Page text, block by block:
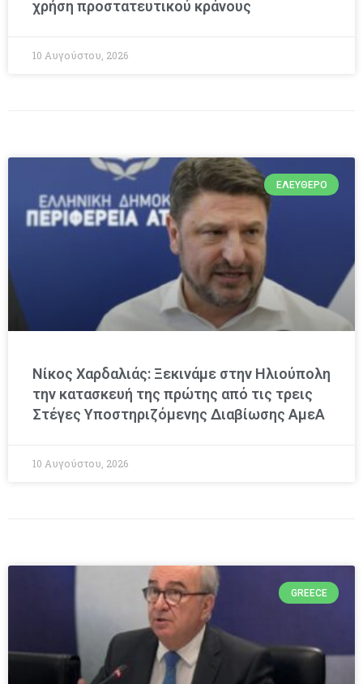
χρήση προστατευτικού κράνους
10 Αυγούστου, 2026
ΕΛΕΎΘΕΡΟ
Νίκος Χαρδαλιάς: Ξεκινάμε στην Ηλιούπολη
την κατασκευή της πρώτης από τις τρεις
Στέγες Υποστηριζόμενης Διαβίωσης ΑμεΑ
10 Αυγούστου, 2026
GREECE